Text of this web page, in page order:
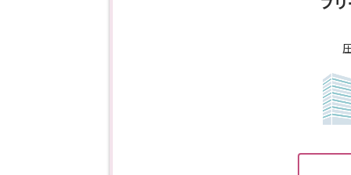
フ